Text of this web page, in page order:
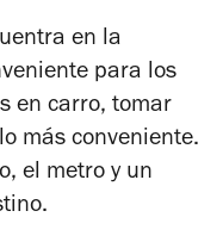
en la
para los
en carro, tomar
más conveniente.
el metro y un